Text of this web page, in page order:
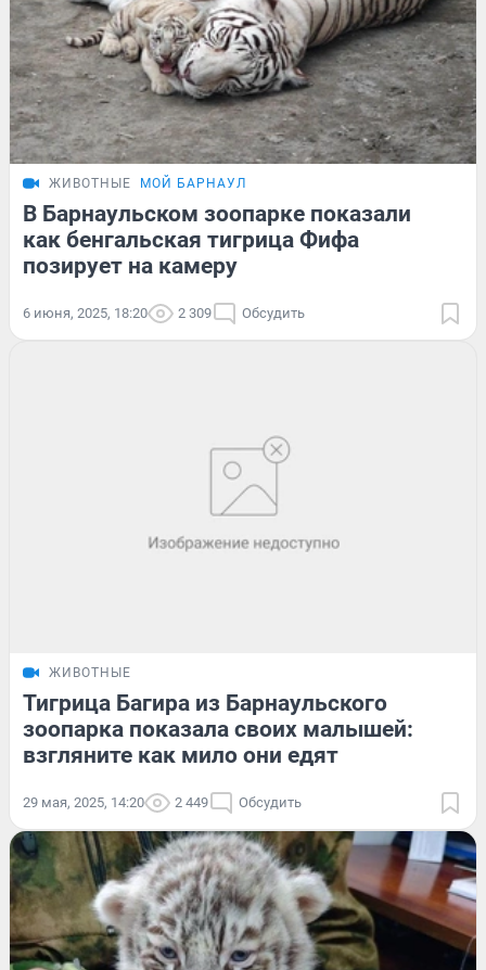
ЖИВОТНЫЕ МОЙ БАРНАУЛ
В Барнаульском зоопарке показали
как бенгальская тигрица Фифа
позирует на камеру
6 июня, 2025, 18:20 2 309 Обсудить
ЖИВОТНЫЕ
Тигрица Багира из Барнаульского
зоопарка показала своих малышей:
взгляните как мило они едят
29 мая, 2025, 14:20 2 449 Обсудить